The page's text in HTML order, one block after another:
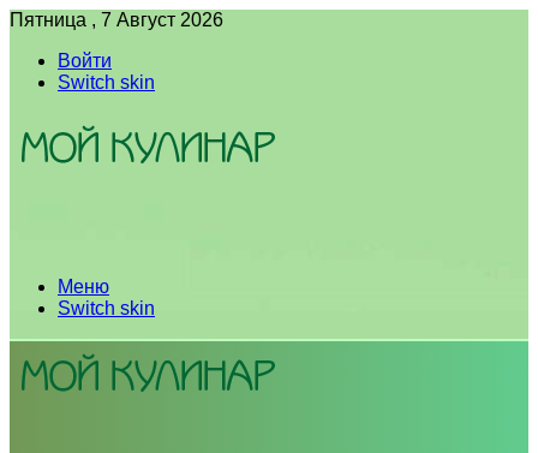
Пятница , 7 Август 2026
Войти
Switch skin
Меню
Switch skin